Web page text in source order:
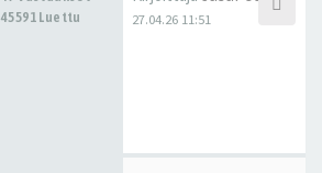
45591 Luettu
27.04.26 11:51